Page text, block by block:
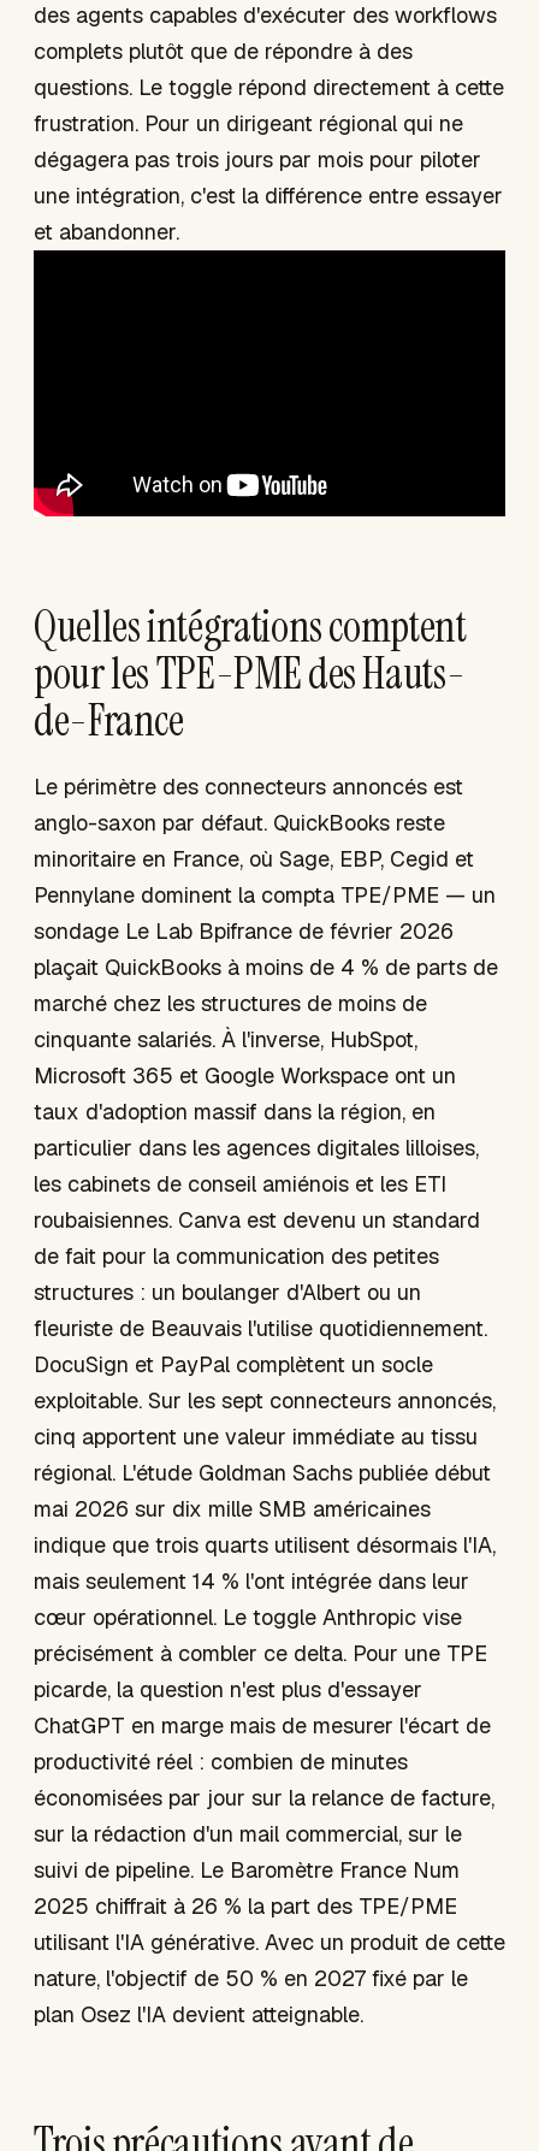
des agents capables d'exécuter des workflows
complets plutôt que de répondre à des
questions. Le toggle répond directement à cette
frustration. Pour un dirigeant régional qui ne
dégagera pas trois jours par mois pour piloter
une intégration, c'est la différence entre essayer
et abandonner.
Quelles intégrations comptent
pour les TPE-PME des Hauts-
de-France
Le périmètre des connecteurs annoncés est
anglo-saxon par défaut. QuickBooks reste
minoritaire en France, où Sage, EBP, Cegid et
Pennylane dominent la compta TPE/PME — un
sondage Le Lab Bpifrance de février 2026
plaçait QuickBooks à moins de 4 % de parts de
marché chez les structures de moins de
cinquante salariés. À l'inverse, HubSpot,
Microsoft 365 et Google Workspace ont un
taux d'adoption massif dans la région, en
particulier dans les agences digitales lilloises,
les cabinets de conseil amiénois et les ETI
roubaisiennes. Canva est devenu un standard
de fait pour la communication des petites
structures : un boulanger d'Albert ou un
fleuriste de Beauvais l'utilise quotidiennement.
DocuSign et PayPal complètent un socle
exploitable. Sur les sept connecteurs annoncés,
cinq apportent une valeur immédiate au tissu
régional. L'étude Goldman Sachs publiée début
mai 2026 sur dix mille SMB américaines
indique que trois quarts utilisent désormais l'IA,
mais seulement 14 % l'ont intégrée dans leur
cœur opérationnel. Le toggle Anthropic vise
précisément à combler ce delta. Pour une TPE
picarde, la question n'est plus d'essayer
ChatGPT en marge mais de mesurer l'écart de
productivité réel : combien de minutes
économisées par jour sur la relance de facture,
sur la rédaction d'un mail commercial, sur le
suivi de pipeline. Le Baromètre France Num
2025 chiffrait à 26 % la part des TPE/PME
utilisant l'IA générative. Avec un produit de cette
nature, l'objectif de 50 % en 2027 fixé par le
plan Osez l'IA devient atteignable.